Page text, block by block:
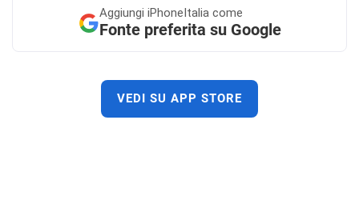
Aggiungi iPhoneItalia come
Fonte preferita su Google
VEDI SU APP STORE